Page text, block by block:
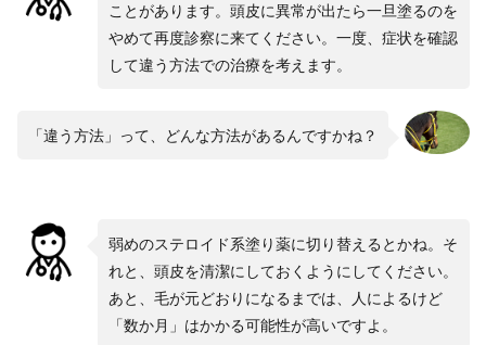
ことがあります。頭皮に異常が出たら一旦塗るのを
やめて再度診察に来てください。一度、症状を確認
して違う方法での治療を考えます。
「違う方法」って、どんな方法があるんですかね？
弱めのステロイド系塗り薬に切り替えるとかね。そ
れと、頭皮を清潔にしておくようにしてください。
あと、毛が元どおりになるまでは、人によるけど
「数か月」はかかる可能性が高いですよ。